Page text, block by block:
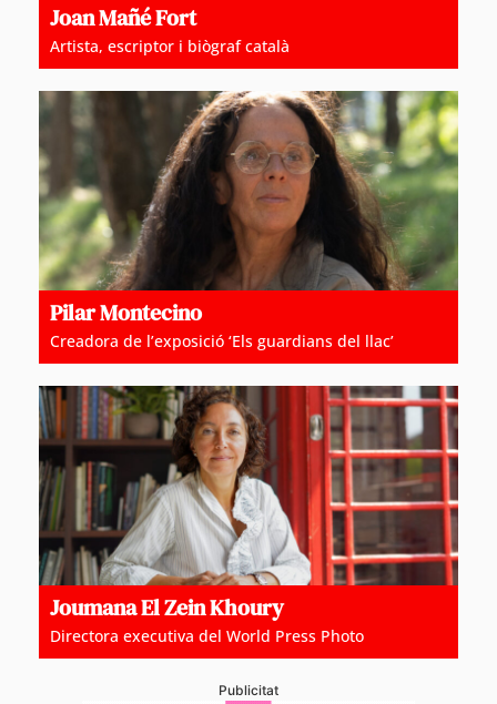
Joan Mañé Fort
Artista, escriptor i biògraf català
Pilar Montecino
Creadora de l’exposició ‘Els guardians del llac’
Joumana El Zein Khoury
Directora executiva del World Press Photo
Publicitat